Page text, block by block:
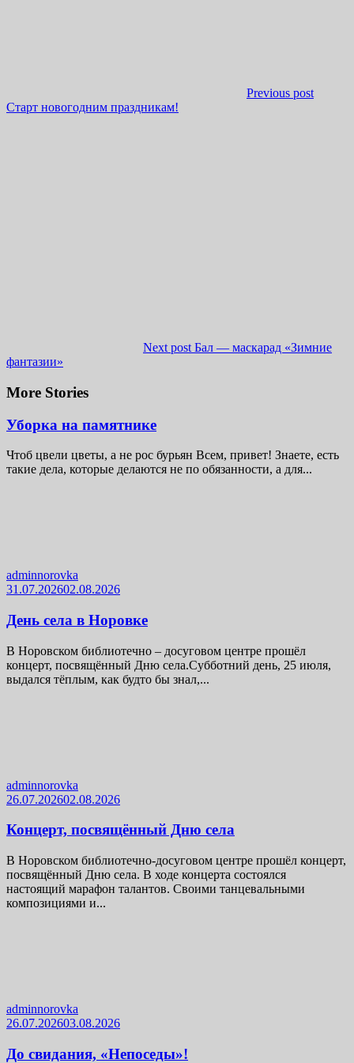
Previous post
Старт новогодним праздникам!
Next post Бал — маскарад «Зимние
фантазии»
More Stories
Уборка на памятнике
Чтоб цвели цветы, а не рос бурьян Всем, привет! Знаете, есть
такие дела, которые делаются не по обязанности, а для...
adminnorovka
31.07.202602.08.2026
День села в Норовке
В Норовском библиотечно – досуговом центре прошёл
концерт, посвящённый Дню села.Субботний день, 25 июля,
выдался тёплым, как будто бы знал,...
adminnorovka
26.07.202602.08.2026
Концерт, посвящённый Дню села
В Норовском библиотечно-досуговом центре прошёл концерт,
посвящённый Дню села. В ходе концерта состоялся
настоящий марафон талантов. Своими танцевальными
композициями и...
adminnorovka
26.07.202603.08.2026
До свидания, «Непоседы»!